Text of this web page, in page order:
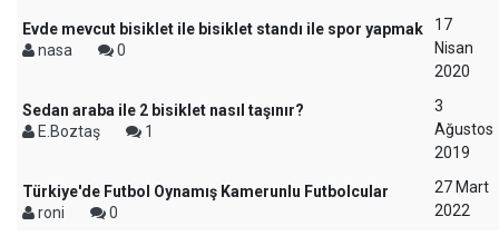
Evde mevcut bisiklet ile bisiklet standı ile spor yapmak
nasa
0
17
Nisan
2020
Sedan araba ile 2 bisiklet nasıl taşınır?
E.Boztaş
1
3
Ağustos
2019
Türkiye'de Futbol Oynamış Kamerunlu Futbolcular
roni
0
27 Mart
2022